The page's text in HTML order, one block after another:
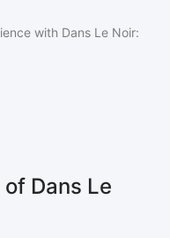
with Dans Le Noir:
Dans Le